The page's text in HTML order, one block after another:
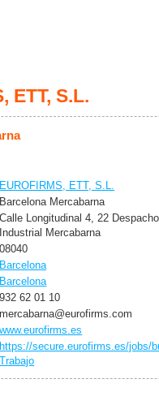
ETT, S.L.
EUROFIRMS, ETT, S.L.
Barcelona Mercabarna
Calle Longitudinal 4, 22
Industrial Mercabarna
08040
Barcelona
Barcelona
932 62 01 10
mercabarna@eurofirms.com
www.eurofirms.es
https://secure.eurofirms.es/jobs/
Trabajo